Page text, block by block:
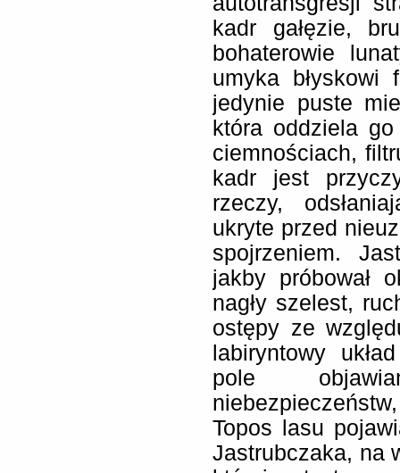
kadr gałęzie,
bohaterowie
umyka błyskowi
jedynie puste
która oddziela
ciemnościach,
kadr jest
rzeczy,
ukryte przed
spojrzeniem.
jakby próbował
nagły szelest,
ostępy ze
labiryntowy
pole
Topos lasu
Jastrubczaka, na